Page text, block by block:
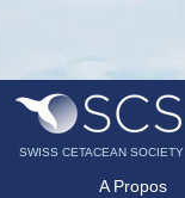
SWISS CETACEAN SOCIETY
A Propos